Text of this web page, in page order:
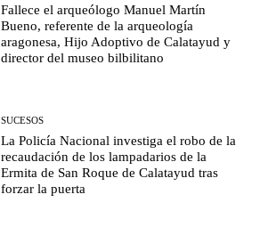
Fallece el arqueólogo Manuel Martín
Bueno, referente de la arqueología
aragonesa, Hijo Adoptivo de Calatayud y
director del museo bilbilitano
SUCESOS
La Policía Nacional investiga el robo de la
recaudación de los lampadarios de la
Ermita de San Roque de Calatayud tras
forzar la puerta